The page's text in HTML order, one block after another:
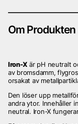
Om Produkten
Iron-X är pH neutralt
av bromsdamm,
orsakat av
Den löser upp
andra ytor. Innehåller
neutral. Iron-X